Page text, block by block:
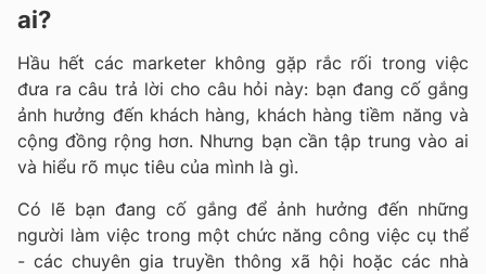
ai?
Hầu hết các marketer không gặp rắc rối trong việc
đưa ra câu trả lời cho câu hỏi này: bạn đang cố gắng
ảnh hưởng đến khách hàng, khách hàng tiềm năng và
cộng đồng rộng hơn. Nhưng bạn cần tập trung vào ai
và hiểu rõ mục tiêu của mình là gì.
Có lẽ bạn đang cố gắng để ảnh hưởng đến những
người làm việc trong một chức năng công việc cụ thể
- các chuyên gia truyền thông xã hội hoặc các nhà